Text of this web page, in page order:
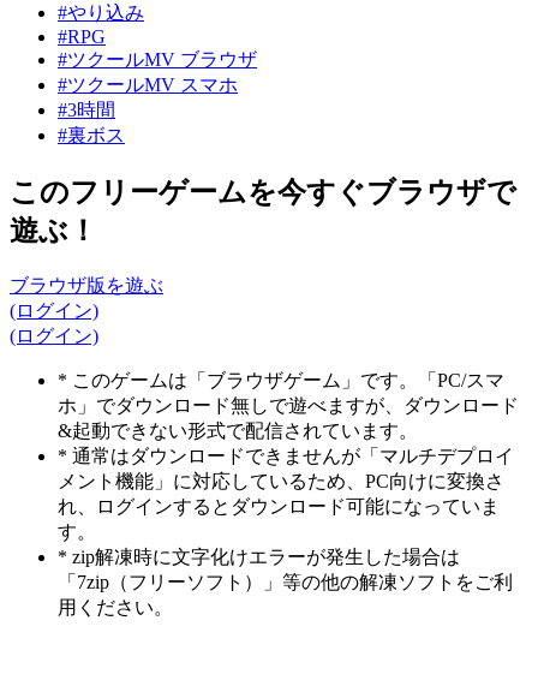
#やり込み
#RPG
#ツクールMV ブラウザ
#ツクールMV スマホ
#3時間
#裏ボス
このフリーゲームを今すぐブラウザで
遊ぶ！
ブラウザ版を遊ぶ
(ログイン)
(ログイン)
* このゲームは「ブラウザゲーム」です。「PC/スマ
ホ」でダウンロード無しで遊べますが、ダウンロード
&起動できない形式で配信されています。
* 通常はダウンロードできませんが「マルチデプロイ
メント機能」に対応しているため、PC向けに変換さ
れ、ログインするとダウンロード可能になっていま
す。
* zip解凍時に文字化けエラーが発生した場合は
「7zip（フリーソフト）」等の他の解凍ソフトをご利
用ください。